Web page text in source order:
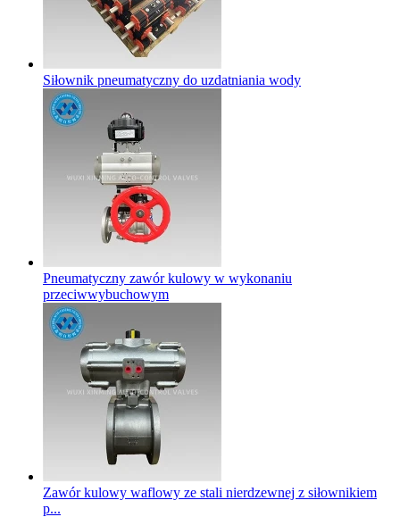
Siłownik pneumatyczny do uzdatniania wody
Pneumatyczny zawór kulowy w wykonaniu
przeciwwybuchowym
Zawór kulowy waflowy ze stali nierdzewnej z siłownikiem
p...